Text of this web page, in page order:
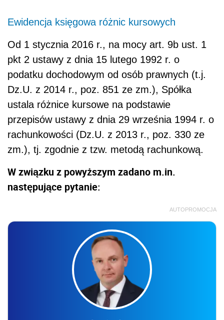
Ewidencja księgowa różnic kursowych
Od 1 stycznia 2016 r., na mocy art. 9b ust. 1
pkt 2 ustawy z dnia 15 lutego 1992 r. o
podatku dochodowym od osób prawnych (t.j.
Dz.U. z 2014 r., poz. 851 ze zm.), Spółka
ustala różnice kursowe na podstawie
przepisów ustawy z dnia 29 września 1994 r. o
rachunkowości (Dz.U. z 2013 r., poz. 330 ze
zm.), tj. zgodnie z tzw. metodą rachunkową.
W związku z powyższym zadano m.in.
następujące pytanie:
AUTOPROMOCJA